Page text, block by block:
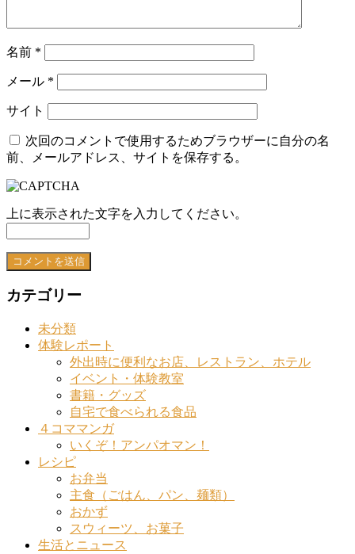
名前 *
メール *
サイト
次回のコメントで使用するためブラウザーに自分の名
前、メールアドレス、サイトを保存する。
上に表示された文字を入力してください。
カテゴリー
未分類
体験レポート
外出時に便利なお店、レストラン、ホテル
イベント・体験教室
書籍・グッズ
自宅で食べられる食品
４コママンガ
いくぞ！アンパオマン！
レシピ
お弁当
主食（ごはん、パン、麺類）
おかず
スウィーツ、お菓子
生活とニュース